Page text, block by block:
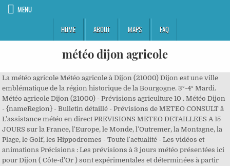
MENU
HOME
ABOUT MAPS FAQ
météo dijon agricole
La météo agricole Météo agricole à Dijon (21000) Dijon est une ville
emblématique de la région historique de la Bourgogne. 3°-4° Mardi.
Météo agricole Dijon (21000) - Prévisions agriculture 10 . Météo Dijon
- {nameRegion} - Bulletin détaillé - Prévisions de METEO CONSULT â
L'assistance météo en direct PREVISIONS METEO DETAILLEES A 15
JOURS sur la France, l'Europe, le Monde, l'Outremer, la Montagne, la
Plage, le Golf, les Hippodromes - Toute l'actualité - Les vidéos et
animations Précisions : Les prévisions à 3 jours météo présentées ici
pour Dijon ( Côte-d'Or ) sont expérimentales et déterminées à partir